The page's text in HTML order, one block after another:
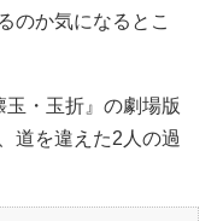
のか気になるとこ
・玉折』の劇場版
道を違えた2人の過